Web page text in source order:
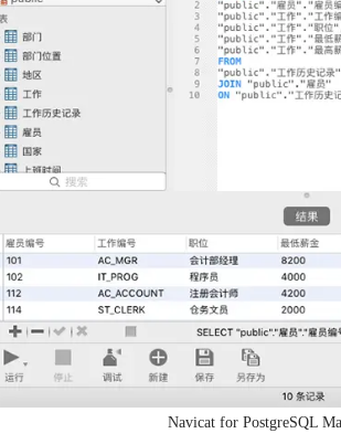
Navicat for PostgreSQL